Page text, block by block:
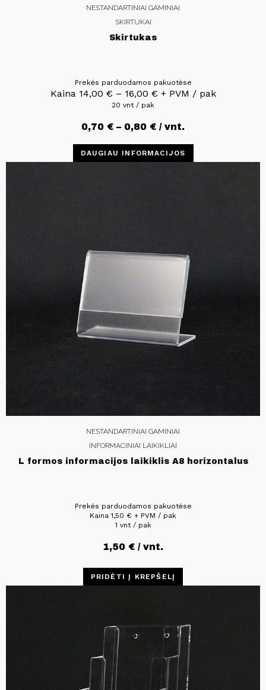
NESTANDARTINIAI GAMINIAI
SKIRTUKAI
Skirtukas
Prekės parduodamos pakuotėse
Kaina 14,00 € – 16,00 € + PVM / pak
20 vnt / pak
0,70 € – 0,80 € / vnt.
DAUGIAU INFORMACIJOS
NESTANDARTINIAI GAMINIAI
INFORMACINIAI LAIKIKLIAI
L formos informacijos laikiklis A8 horizontalus
Prekės parduodamos pakuotėse
Kaina1,50 € + PVM / pak
1 vnt / pak
1,50 € / vnt.
PRIDĖTI Į KREPŠELĮ